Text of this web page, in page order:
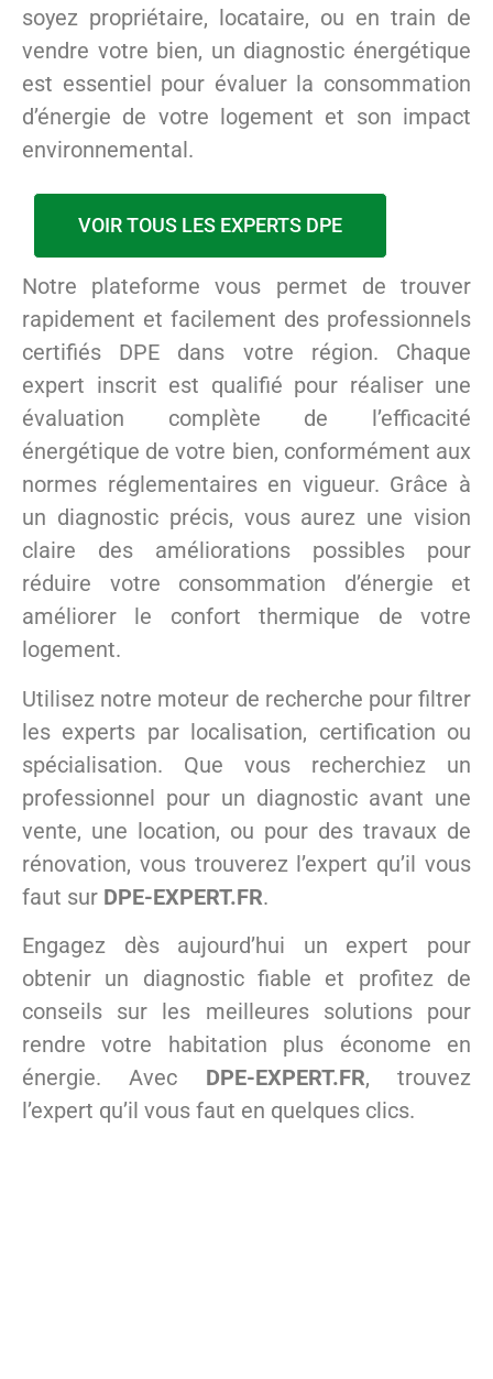
soyez propriétaire, locataire, ou en train de
vendre votre bien, un diagnostic énergétique
est essentiel pour évaluer la consommation
d’énergie de votre logement et son impact
environnemental.
VOIR TOUS LES EXPERTS DPE
Notre plateforme vous permet de trouver
rapidement et facilement des professionnels
certifiés DPE dans votre région. Chaque
expert inscrit est qualifié pour réaliser une
évaluation complète de l’efficacité
énergétique de votre bien, conformément aux
normes réglementaires en vigueur. Grâce à
un diagnostic précis, vous aurez une vision
claire des améliorations possibles pour
réduire votre consommation d’énergie et
améliorer le confort thermique de votre
logement.
Utilisez notre moteur de recherche pour filtrer
les experts par localisation, certification ou
spécialisation. Que vous recherchiez un
professionnel pour un diagnostic avant une
vente, une location, ou pour des travaux de
rénovation, vous trouverez l’expert qu’il vous
faut sur DPE-EXPERT.FR.
Engagez dès aujourd’hui un expert pour
obtenir un diagnostic fiable et profitez de
conseils sur les meilleures solutions pour
rendre votre habitation plus économe en
énergie. Avec DPE-EXPERT.FR, trouvez
l’expert qu’il vous faut en quelques clics.